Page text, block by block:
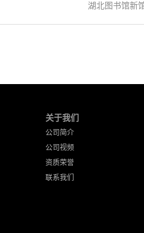
湖北图书馆新
关于我们
公司简介
公司视频
资质荣誉
联系我们